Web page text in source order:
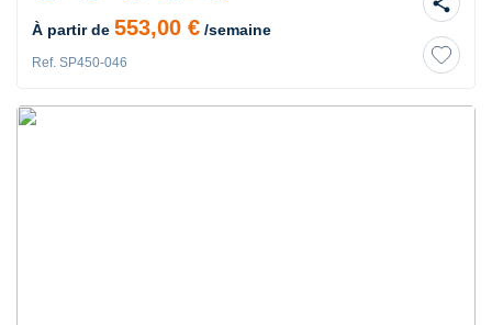
À partir de 553,00 € /semaine
Ref. SP450-046